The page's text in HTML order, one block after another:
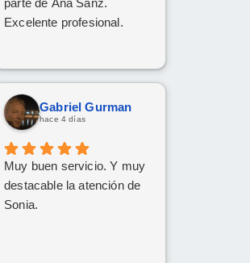
Excelente profesional.
Gabriel Gurman
hace 4 días
Muy buen servicio. Y muy
destacable la atención de
Sonia.